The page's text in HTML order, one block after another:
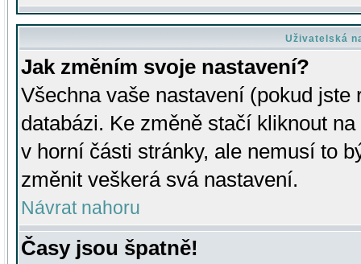
Uživatelská
Jak změním svoje nastavení?
Všechna vaše nastavení (pokud
databázi. Ke změně stačí kliknout
v horní části stránky, ale nemusí to
změnit veškerá svá nastavení.
Návrat nahoru
Časy jsou špatně!